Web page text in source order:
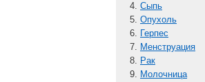
Сыпь
Опухоль
Герпес
Менструация
Рак
Молочница